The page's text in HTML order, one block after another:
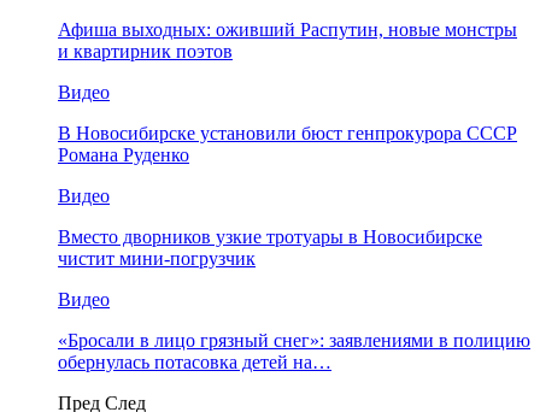
Афиша выходных: оживший Распутин, новые монстры
и квартирник поэтов
Видео
В Новосибирске установили бюст генпрокурора СССР
Романа Руденко
Видео
Вместо дворников узкие тротуары в Новосибирске
чистит мини-погрузчик
Видео
«Бросали в лицо грязный снег»: заявлениями в полицию
обернулась потасовка детей на…
Пред След